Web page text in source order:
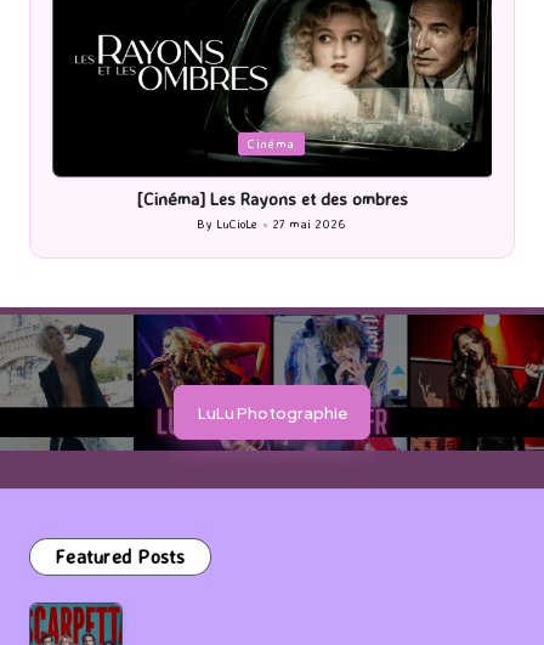
Cinéma
[Cinéma] Les Rayons et des ombres
Posted
by
By LuCioLe 27 mai 2026
LuLu Photographie
Featured Posts